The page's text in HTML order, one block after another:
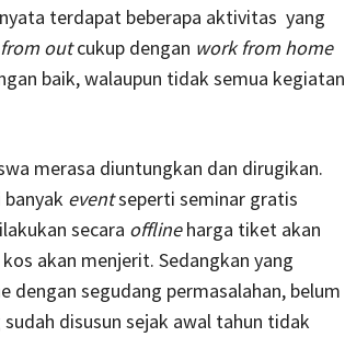
terdapat beberapa aktivitas yang
outcukup dengan work from home
baik, walaupun tidak semua kegiatan
merasa diuntungkan dan dirugikan.
eventseperti seminar gratis
secara offlineharga tiket akan
akan menjerit. Sedangkan yang
dengan segudang permasalahan, belum
disusun sejak awal tahun tidak